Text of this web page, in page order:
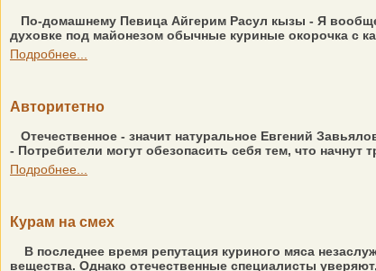
По-домашнему Певица Айгерим Расул кызы - Я
духовке под майонезом обычные куриные окорочка с
Подробнее...
Авторитетно
Отечественное - значит натуральное Евгений
- Потребители могут обезопасить себя тем, что
Подробнее...
Курам на смех
В последнее время репутация куриного мяса
вещества. Однако отечественные специалисты